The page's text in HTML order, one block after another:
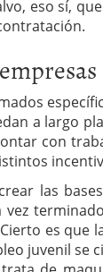
eso sí,
a largo
con
las
es que
juvenil se